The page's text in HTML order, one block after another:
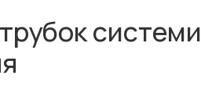
системи